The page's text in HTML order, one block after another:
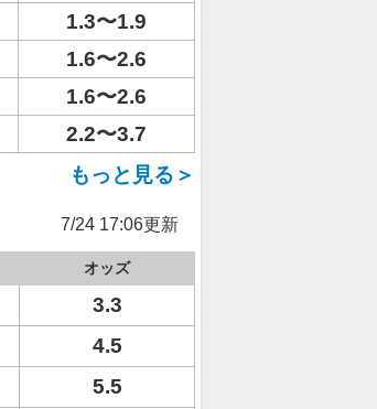
1.3〜1.9
1.6〜2.6
1.6〜2.6
2.2〜3.7
もっと見る＞
7/24 17:06更新
オッズ
3.3
4.5
5.5